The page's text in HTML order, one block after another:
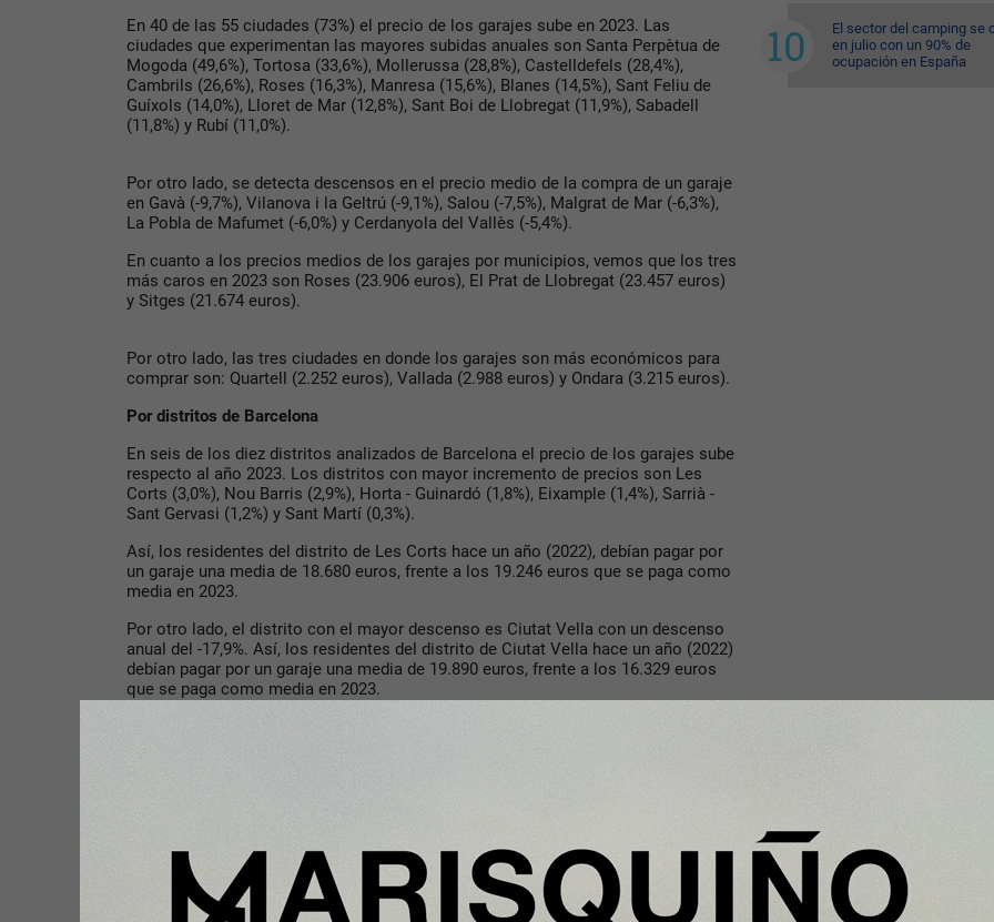
En 40 de las 55 ciudades (73%) el precio de los garajes sube en 2023. Las
ciudades que experimentan las mayores subidas anuales son Santa Perpètua de
Mogoda (49,6%), Tortosa (33,6%), Mollerussa (28,8%), Castelldefels (28,4%),
Cambrils (26,6%), Roses (16,3%), Manresa (15,6%), Blanes (14,5%), Sant Feliu de
Guíxols (14,0%), Lloret de Mar (12,8%), Sant Boi de Llobregat (11,9%), Sabadell
(11,8%) y Rubí (11,0%).
Por otro lado, se detecta descensos en el precio medio de la compra de un garaje
en Gavà (-9,7%), Vilanova i la Geltrú (-9,1%), Salou (-7,5%), Malgrat de Mar (-6,3%),
La Pobla de Mafumet (-6,0%) y Cerdanyola del Vallès (-5,4%).
En cuanto a los precios medios de los garajes por municipios, vemos que los tres
más caros en 2023 son Roses (23.906 euros), El Prat de Llobregat (23.457 euros)
y Sitges (21.674 euros).
Por otro lado, las tres ciudades en donde los garajes son más económicos para
comprar son: Quartell (2.252 euros), Vallada (2.988 euros) y Ondara (3.215 euros).
Por distritos de Barcelona
En seis de los diez distritos analizados de Barcelona el precio de los garajes sube
respecto al año 2023. Los distritos con mayor incremento de precios son Les
Corts (3,0%), Nou Barris (2,9%), Horta - Guinardó (1,8%), Eixample (1,4%), Sarrià -
Sant Gervasi (1,2%) y Sant Martí (0,3%).
Así, los residentes del distrito de Les Corts hace un año (2022), debían pagar por
un garaje una media de 18.680 euros, frente a los 19.246 euros que se paga como
media en 2023.
Por otro lado, el distrito con el mayor descenso es Ciutat Vella con un descenso
anual del -17,9%. Así, los residentes del distrito de Ciutat Vella hace un año (2022)
debían pagar por un garaje una media de 19.890 euros, frente a los 16.329 euros
que se paga como media en 2023.
Compartir con tus amigos de
El sector del camping se
en julio con un 90% de
ocupación en España